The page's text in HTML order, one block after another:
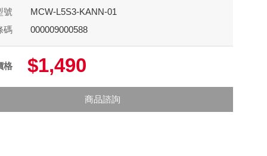
號
MCW-L5S3-KANN-01
碼
000009000588
格 $1,490
商品諮詢